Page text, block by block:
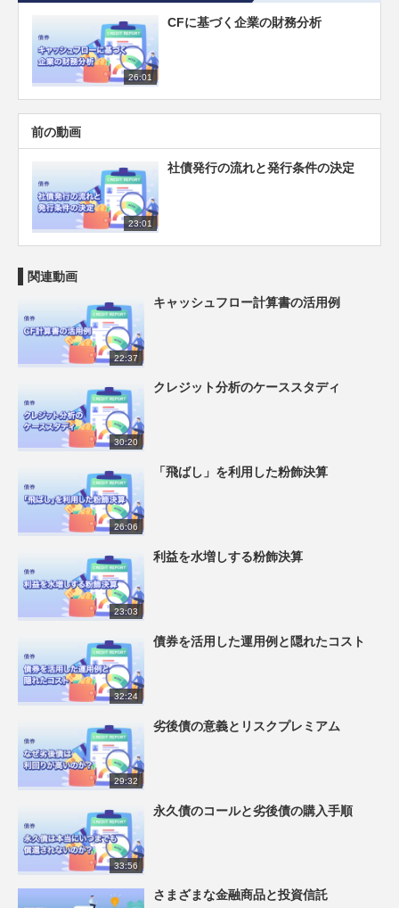
26:01
CFに基づく企業の財務分析
前の動画
23:01
社債発行の流れと発行条件の決定
関連動画
22:37
キャッシュフロー計算書の活用例
30:20
クレジット分析のケーススタディ
26:06
「飛ばし」を利用した粉飾決算
23:03
利益を水増しする粉飾決算
32:24
債券を活用した運用例と隠れたコスト
29:32
劣後債の意義とリスクプレミアム
33:56
永久債のコールと劣後債の購入手順
さまざまな金融商品と投資信託